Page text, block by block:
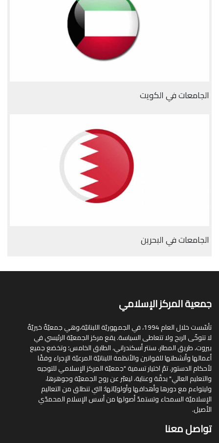
الجامعات في الكويت
الجامعات في البحرين
جمعية المركز الإسلامي
تأسّست خلال العام 1994، في الجمهوريّة اللبنانيّة،وهي جمعيّةٌ خيريّةٌ
لا تتوخّى الربح ولا تتعاطى السياسة. يقع مركز الجمعيّة الرئيسي في
بيروت، طريق المطار، سنتر أسكندراني، الطابق الخامس؛ وتخضع جميع
أعمالها وأنشطتها للقوانين والأنظمة اللبنانيّة المرعيّة الإجراء وفقًا
لأحكام الدستور. تمّ اختيار تسمية "جمعيّة المركز الإسلامي للتوجيه
والتعليم العالي" بدقّة وعناية، ليعبّر عن روح الجمعيّة وجوهرها،
وليتواءم مع دورها وأهدافها وأولويّاتها؛ التي تنطلق من التعاليم
الإسلاميّة السمحاء وتستمدّ أصولها من أسس الإسلام المحمدّي
الأصيل.
تواصل معنا